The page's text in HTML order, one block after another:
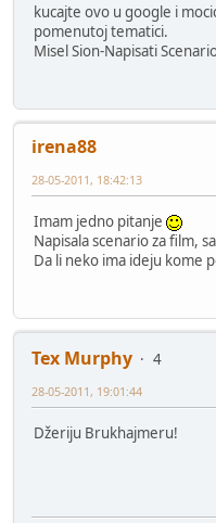
kucajte ovo u google i
pomenutoj tematici.
Misel Sion-Napisati
irena88
28-05-2011, 18:42:13
Imam jedno pitanje
Napisala scenario za film,
Da li neko ima ideju kome
Tex Murphy
4
28-05-2011, 19:01:44
Džeriju Brukhajmeru!